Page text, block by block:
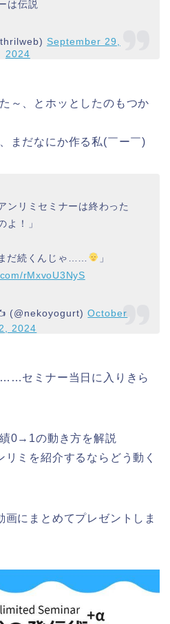
は伝説
September 29,
2024
～、とホッとしたのもつか
まだなにか作る私(￣ー￣)
ンリミセミナーは終わった
よ！」
だ続くんじゃ……
」
rMxvoU3NyS
(@nekoyogurt)October
2, 2024
セミナー当日に入りきら
0→1の動き方を解説
リミを紹介するならどう動く
にまとめてプレゼントしま